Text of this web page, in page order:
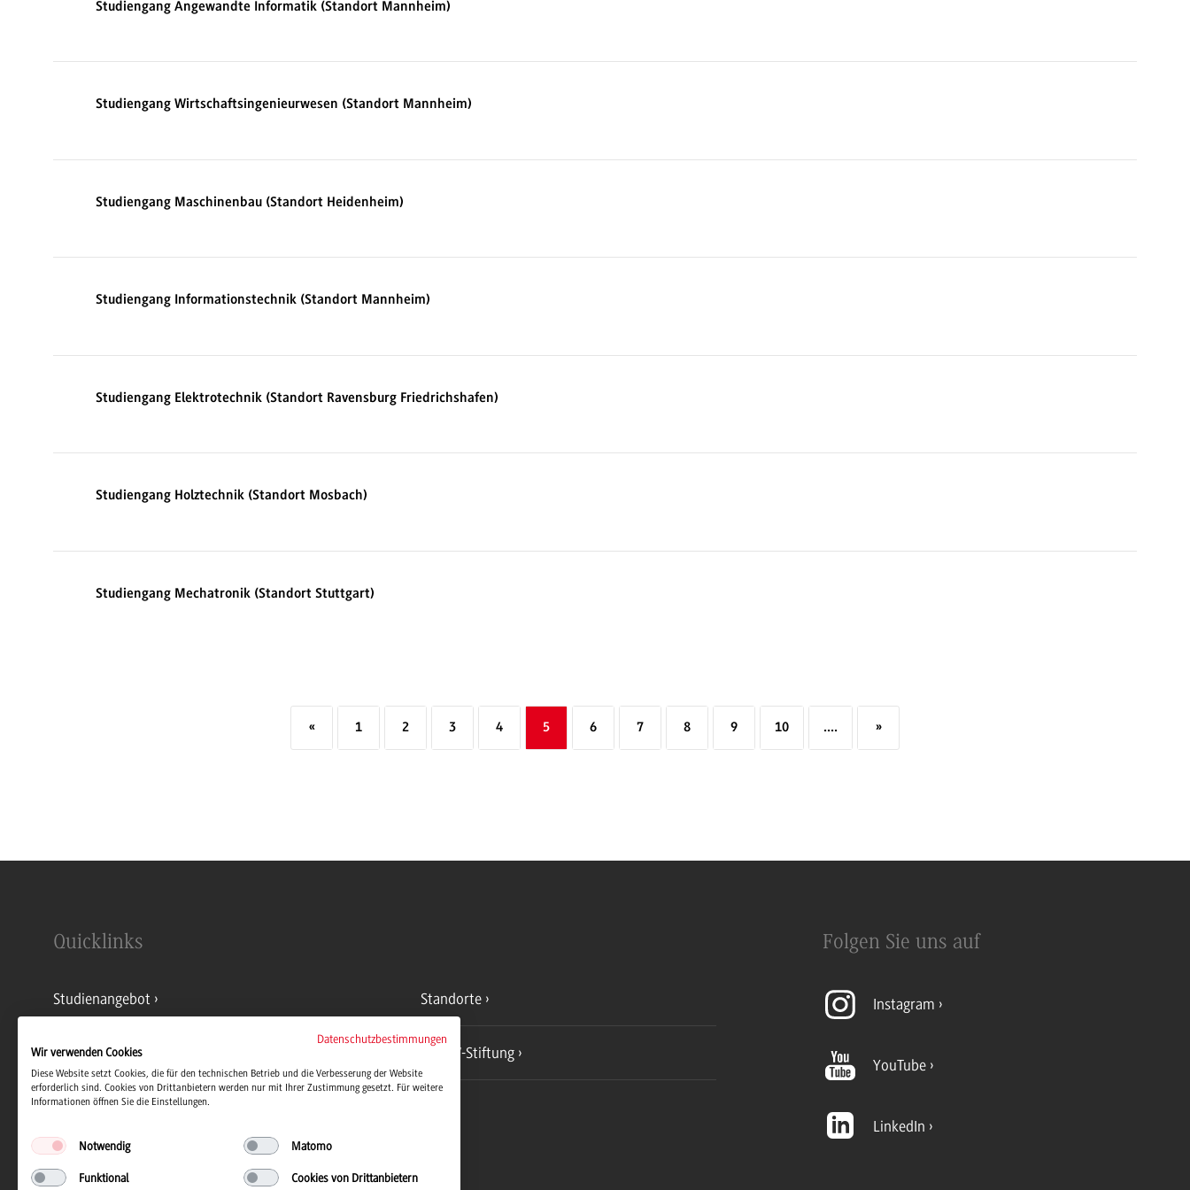
Studiengang Angewandte Informatik (Standort Mannheim)
Studiengang Wirtschaftsingenieurwesen (Standort Mannheim)
Studiengang Maschinenbau (Standort Heidenheim)
Studiengang Informationstechnik (Standort Mannheim)
Studiengang Elektrotechnik (Standort Ravensburg Friedrichshafen)
Studiengang Holztechnik (Standort Mosbach)
Studiengang Mechatronik (Standort Stuttgart)
« 1 2 3 4 5 6 7 8 9 10 .... »
Quicklinks
Studienangebot Standorte
Kontakt DHBW-Stiftung
Stellenangebote
Folgen Sie uns auf
Instagram
YouTube
LinkedIn
Datenschutzbestimmungen
Wir verwenden Cookies
Diese Website setzt Cookies, die für den technischen Betrieb und die Verbesserung der Website
erforderlich sind. Cookies von Drittanbietern werden nur mit Ihrer Zustimmung gesetzt. Für weitere
Informationen öffnen Sie die Einstellungen.
Notwendig Matomo
Funktional Cookies von Drittanbietern